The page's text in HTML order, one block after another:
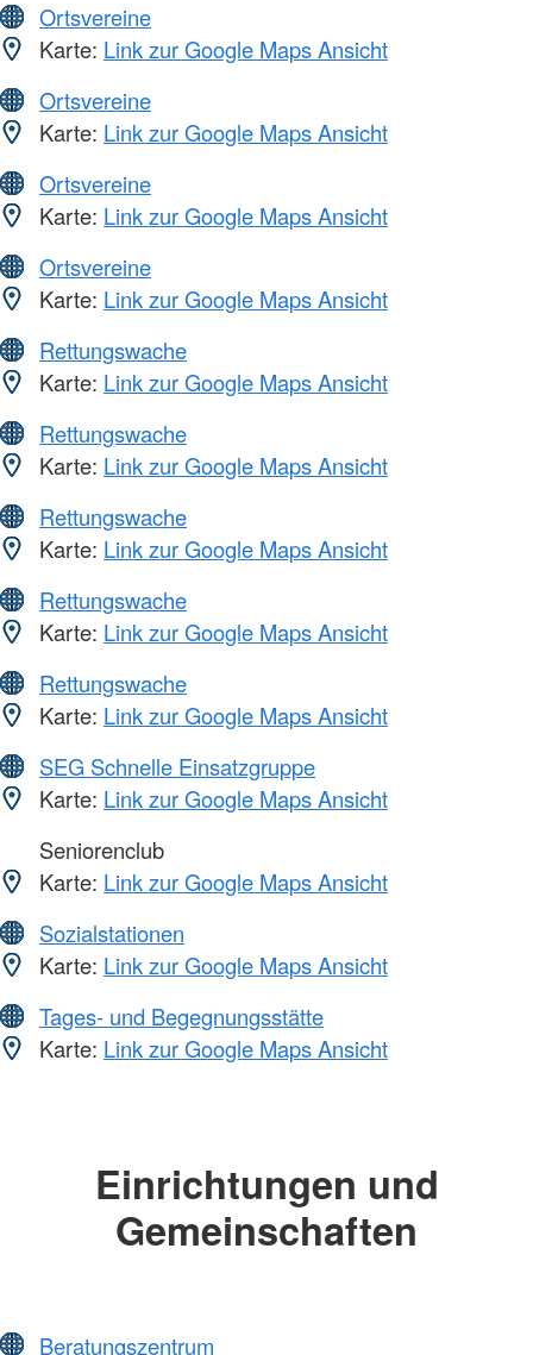
Ortsvereine
Karte: Link zur Google Maps Ansicht
Ortsvereine
Karte: Link zur Google Maps Ansicht
Ortsvereine
Karte: Link zur Google Maps Ansicht
Ortsvereine
Karte: Link zur Google Maps Ansicht
Rettungswache
Karte: Link zur Google Maps Ansicht
Rettungswache
Karte: Link zur Google Maps Ansicht
Rettungswache
Karte: Link zur Google Maps Ansicht
Rettungswache
Karte: Link zur Google Maps Ansicht
Rettungswache
Karte: Link zur Google Maps Ansicht
SEG Schnelle Einsatzgruppe
Karte: Link zur Google Maps Ansicht
Seniorenclub
Karte: Link zur Google Maps Ansicht
Sozialstationen
Karte: Link zur Google Maps Ansicht
Tages- und Begegnungsstätte
Karte: Link zur Google Maps Ansicht
Einrichtungen und
Gemeinschaften
Beratungszentrum